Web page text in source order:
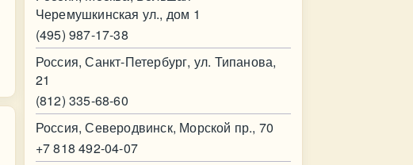
Черемушкинская ул., дом 1
(495) 987-17-38
Россия, Санкт-Петербург, ул. Типанова,
21
(812) 335-68-60
Россия, Северодвинск, Морской пр., 70
+7 818 492-04-07